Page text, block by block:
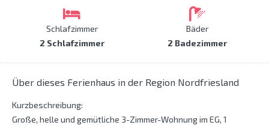
Schlafzimmer
2 Schlafzimmer
Bäder
2 Badezimmer
Über dieses Ferienhaus in der Region Nordfriesland
Kurzbeschreibung:
Große, helle und gemütliche 3-Zimmer-Wohnung im EG, 1